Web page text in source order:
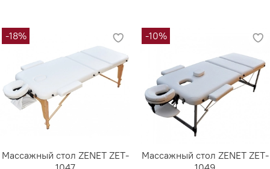
-18%
Массажный стол ZENET ZET-
-10%
Массажный стол ZENET ZET-